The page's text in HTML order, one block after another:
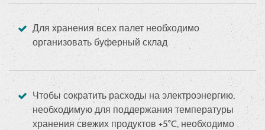
Для хранения всех палет необходимо
организовать буферный склад
Чтобы сократить расходы на электроэнергию,
необходимую для поддержания температуры
хранения свежих продуктов +5°C, необходимо